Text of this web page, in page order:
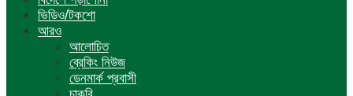
ভিডিও/টকশো
আরও
আলোচিত
ব্রেকিং নিউজ
ডেনমার্ক প্রবাসী